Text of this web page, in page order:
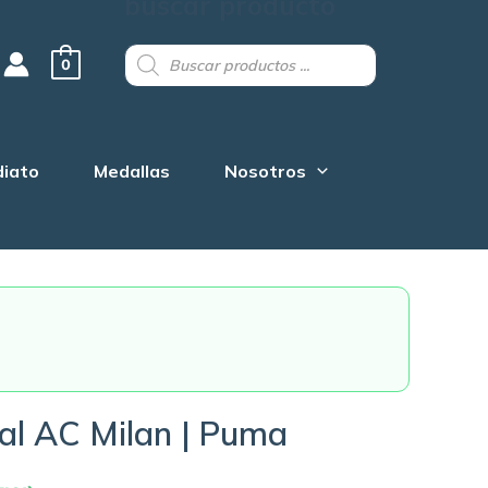
0
Products
search
Medallas Nosotros
AC Milan | Puma